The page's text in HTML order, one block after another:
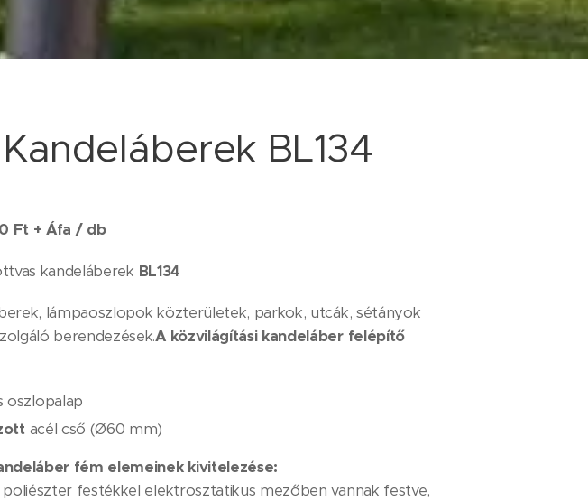
BL134
Ft + Áfa / db
kandeláberek BL134
lámpaoszlopok közterületek, parkok, utcák, sétányok
berendezések.A közvilágítási kandeláber felépítő
oszlopalap
acél cső (Ø60 mm)
fém elemeinek kivitelezése:
festékkel elektrosztatikus mezőben vannak festve,